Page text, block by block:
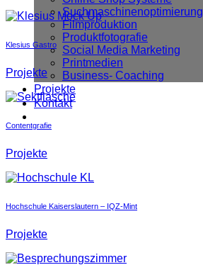
Suchmaschinenoptimierung
Filmproduktion
Produktfotografie
Social Media Marketing
Printmedien
Business- Coaching
Projekte
Kontakt
Klesius Gastro
Projekte
Contentgrafie
Projekte
Hochschule Kaiserslautern – IQZ-Mint
Projekte